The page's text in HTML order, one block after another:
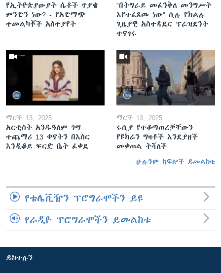
የኢትዮጵያውያት ሴቶች ጥያቄ
ምንድን ነው? - የአድማጭ
ተመልካቾች አስተያየት
"በትግራይ መፈንቅለ መንግሥት
እየተፈጸመ ነው" ሲሉ የክልሉ
ጊዜያዊ አስተዳደር ፕሬዝደንት
ተናገሩ
ማርች 13, 2025
አርቲስት አንዱዓለም ጎሣ
ተጨማሪ 13 ቀናትን በእስር
እንዲቆይ ፍርድ ቤት ፈቀደ
ማርች 13, 2025
ሩሲያ የተቆጣጠረቻቸውን
የዩክሬን ግዛቶች እንደያዘች
መቀጠል ትሻለች
ሁሉንም ክፍሎች ይመልከቱ
የቴሌቪዥን ፕሮግራሞችን ይዩ
የራዲዮ ፕሮግራሞችን ይመልከቱ
ይከተሉን